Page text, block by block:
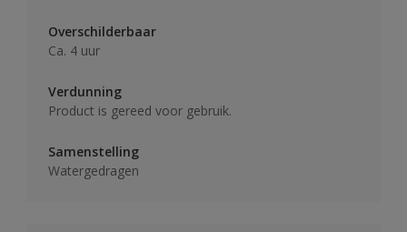
Overschilderbaar
Ca. 4 uur
Verdunning
Product is gereed voor gebruik.
Samenstelling
Watergedragen